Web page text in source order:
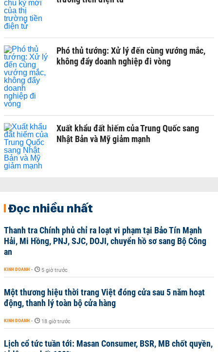
Phó thủ tướng: Xử lý đến cùng vướng mắc,
không đẩy doanh nghiệp đi vòng
Xuất khẩu đất hiếm của Trung Quốc sang
Nhật Bản và Mỹ giảm mạnh
Đọc nhiều nhất
Thanh tra Chính phủ chỉ ra loạt vi phạm tại Bảo Tín Mạnh
Hải, Mi Hồng, PNJ, SJC, DOJI, chuyển hồ sơ sang Bộ Công
an
KINH DOANH - 5 giờ trước
Một thương hiệu thời trang Việt đóng cửa sau 5 năm hoạt
động, thanh lý toàn bộ cửa hàng
KINH DOANH - 18 giờ trước
Lịch cổ tức tuần tới: Masan Consumer, BSR, MB chốt quyền,